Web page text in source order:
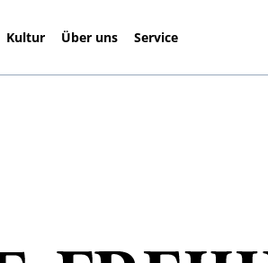
Kultur Über uns Service